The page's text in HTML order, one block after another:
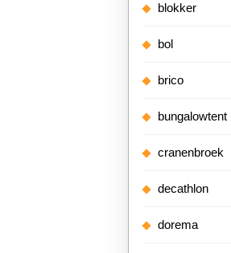
blokker
bol
brico
bungalowtent
cranenbroek
decathlon
dorema